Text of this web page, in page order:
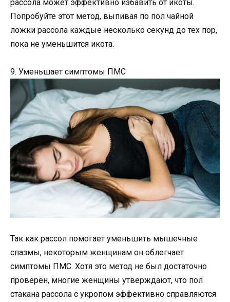
рассола может эффективно избавить от икоты.
Попробуйте этот метод, выпивая по пол чайной
ложки рассола каждые несколько секунд до тех пор,
пока не уменьшится икота.
9. Уменьшает симптомы ПМС
Так как рассол помогает уменьшить мышечные
спазмы, некоторым женщинам он облегчает
симптомы ПМС. Хотя это метод не был достаточно
проверен, многие женщины утверждают, что пол
стакана рассола с укропом эффективно справляются